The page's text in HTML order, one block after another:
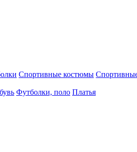
Спортивные костюмы
Футболки, поло Платья